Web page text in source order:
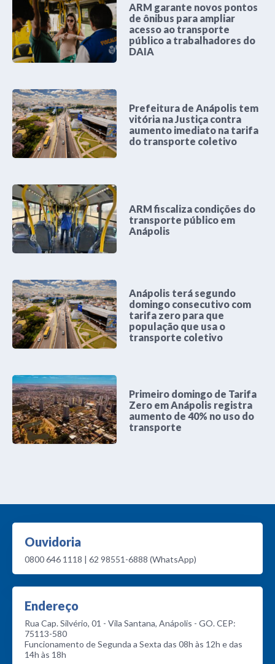
ARM garante novos pontos
de ônibus para ampliar
acesso ao transporte
público a trabalhadores do
DAIA
Prefeitura de Anápolis tem
vitória na Justiça contra
aumento imediato na tarifa
do transporte coletivo
ARM fiscaliza condições do
transporte público em
Anápolis
Anápolis terá segundo
domingo consecutivo com
tarifa zero para que
população que usa o
transporte coletivo
Primeiro domingo de Tarifa
Zero em Anápolis registra
aumento de 40% no uso do
transporte
Ouvidoria
0800 646 1118 | 62 98551-6888 (WhatsApp)
Endereço
Rua Cap. Silvério, 01 - Vila Santana, Anápolis - GO. CEP:
75113-580
Funcionamento de Segunda a Sexta das 08h às 12h e das
14h às 18h